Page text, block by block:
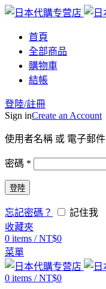
首頁
全部商品
購物車
結帳
登陸/註冊
Sign inCreate an Account
使用者名稱 或 電子郵件
密碼 *
登陸
忘記密碼？
記住我
收藏夾
0 items / NT$0
菜單
0 items / NT$0